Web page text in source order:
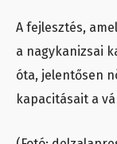
A fejlesztés,
a nagykanizsai
óta, jelentősen
kapacitásait a